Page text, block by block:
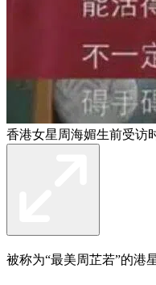
香港女星周海媚生前受访
被称为“最美周芷若”的港